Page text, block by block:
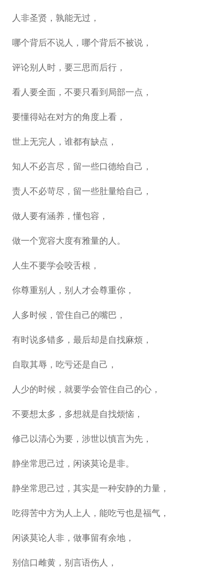
人非圣贤，孰能无过，
哪个背后不说人，哪个背后不被说，
评论别人时，要三思而后行，
看人要全面，不要只看到局部一点，
要懂得站在对方的角度上看，
世上无完人，谁都有缺点，
知人不必言尽，留一些口德给自己，
责人不必苛尽，留一些肚量给自己，
做人要有涵养，懂包容，
做一个宽容大度有雅量的人。
人生不要学会咬舌根，
你尊重别人，别人才会尊重你，
人多时候，管住自己的嘴巴，
有时说多错多，最后却是自找麻烦，
自取其辱，吃亏还是自己，
人少的时候，就要学会管住自己的心，
不要想太多，多想就是自找烦恼，
修己以清心为要，涉世以慎言为先，
静坐常思己过，闲谈莫论是非。
静坐常思己过，其实是一种安静的力量，
吃得苦中方为人上人，能吃亏也是福气，
闲谈莫论人非，做事留有余地，
别信口雌黄，别言语伤人，